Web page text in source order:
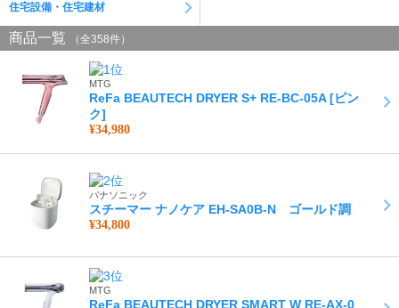
これまでの価格.com延長保証は2026/3/31をもって新規サービス加
入が終了となっております。2026/4/1以降はSOMPOワランティ延
長保証サービスでの取扱となっています。
錯誤に基づく契約無効について
商品説明・販売価格他の記載内容には誤記載なきよう細心の注意を
ある場合民法95条｢錯誤に基づく契約無効｣に基き注文キャンセルと
なる事があります
配送に関して
平日,土曜の昼12時までのカード払い、代引きでのご注文で当日発送
は行なっておりません。到着日を指定した発送にも対応しています
（１週間以内）。
住宅設備・住宅建材
商品一覧 （全358件）
MTG
ReFa BEAUTECH DRYER S+ RE-BC-05A [ピン
ク]
¥34,980
パナソニック
スチーマー ナノケア EH-SA0B-N ゴールド調
¥34,800
MTG
ReFa BEAUTECH DRYER SMART W RE-AX-0